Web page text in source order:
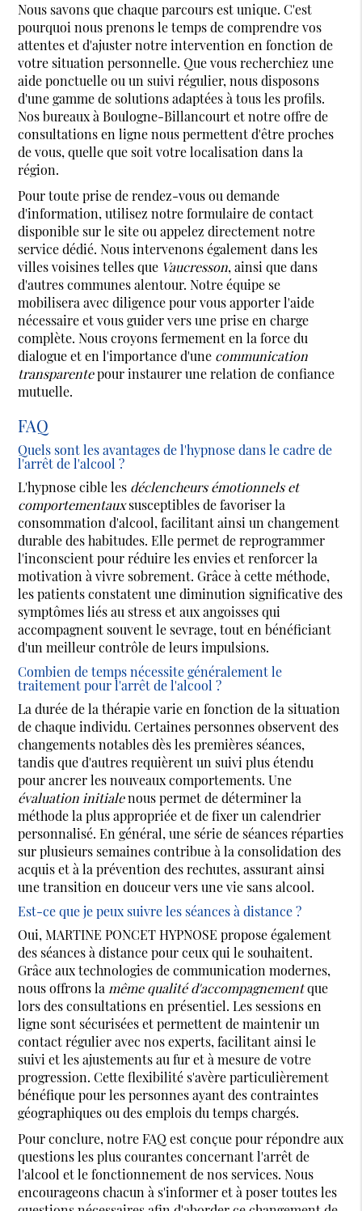
Nous savons que chaque parcours est unique. C'est
pourquoi nous prenons le temps de comprendre vos
attentes et d'ajuster notre intervention en fonction de
votre situation personnelle. Que vous recherchiez une
aide ponctuelle ou un suivi régulier, nous disposons
d'une gamme de solutions adaptées à tous les profils.
Nos bureaux à Boulogne-Billancourt et notre offre de
consultations en ligne nous permettent d'être proches
de vous, quelle que soit votre localisation dans la
région.
Pour toute prise de rendez-vous ou demande
d'information, utilisez notre formulaire de contact
disponible sur le site ou appelez directement notre
service dédié. Nous intervenons également dans les
villes voisines telles que Vaucresson, ainsi que dans
d'autres communes alentour. Notre équipe se
mobilisera avec diligence pour vous apporter l'aide
nécessaire et vous guider vers une prise en charge
complète. Nous croyons fermement en la force du
dialogue et en l'importance d'une communication
transparentepour instaurer une relation de confiance
mutuelle.
FAQ
Quels sont les avantages de l'hypnose dans le cadre de
l'arrêt de l'alcool ?
L'hypnose cible les déclencheurs émotionnels et
comportementauxsusceptibles de favoriser la
consommation d'alcool, facilitant ainsi un changement
durable des habitudes. Elle permet de reprogrammer
l'inconscient pour réduire les envies et renforcer la
motivation à vivre sobrement. Grâce à cette méthode,
les patients constatent une diminution significative des
symptômes liés au stress et aux angoisses qui
accompagnent souvent le sevrage, tout en bénéficiant
d'un meilleur contrôle de leurs impulsions.
Combien de temps nécessite généralement le
traitement pour l'arrêt de l'alcool ?
La durée de la thérapie varie en fonction de la situation
de chaque individu. Certaines personnes observent des
changements notables dès les premières séances,
tandis que d'autres requièrent un suivi plus étendu
pour ancrer les nouveaux comportements. Une
évaluation initialenous permet de déterminer la
méthode la plus appropriée et de fixer un calendrier
personnalisé. En général, une série de séances réparties
sur plusieurs semaines contribue à la consolidation des
acquis et à la prévention des rechutes, assurant ainsi
une transition en douceur vers une vie sans alcool.
Est-ce que je peux suivre les séances à distance ?
Oui, MARTINE PONCET HYPNOSE propose également
des séances à distance pour ceux qui le souhaitent.
Grâce aux technologies de communication modernes,
nous offrons la même qualité d'accompagnementque
lors des consultations en présentiel. Les sessions en
ligne sont sécurisées et permettent de maintenir un
contact régulier avec nos experts, facilitant ainsi le
suivi et les ajustements au fur et à mesure de votre
progression. Cette flexibilité s'avère particulièrement
bénéfique pour les personnes ayant des contraintes
géographiques ou des emplois du temps chargés.
Pour conclure, notre FAQ est conçue pour répondre aux
questions les plus courantes concernant l'arrêt de
l'alcool et le fonctionnement de nos services. Nous
encourageons chacun à s'informer et à poser toutes les